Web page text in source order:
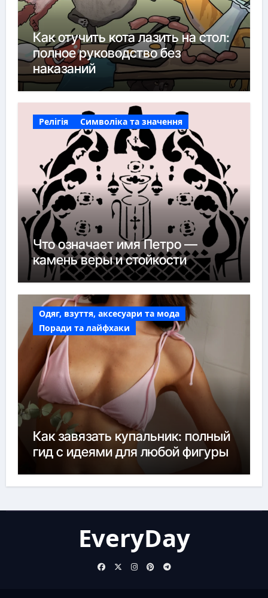
Как отучить кота лазить на стол:
полное руководство без
наказаний
Релігія Символіка та значення
Что означает имя Петро —
камень веры и стойкости
Одяг, взуття, аксесуари та мода
Поради та лайфхаки
Как завязать купальник: полный
гид с идеями для любой фигуры
EveryDay